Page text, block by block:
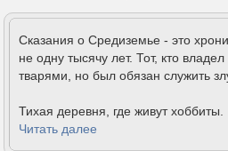
Сказания о Средиземье - это
не одну тысячу лет. Тот, кто
тварями, но был обязан служить
Тихая деревня, где живут
Читать далее